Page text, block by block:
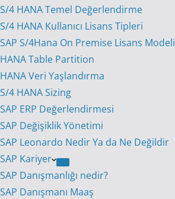
S/4 HANA Temel Değerlendirme
S/4 HANA Kullanıcı Lisans Tipleri
SAP S/4Hana On Premise Lisans Modeli
HANA Table Partition
HANA Veri Yaşlandırma
S/4 HANA Sizing
SAP ERP Değerlendirmesi
SAP Değişiklik Yönetimi
SAP Leonardo Nedir Ya da Ne Değildir
SAP Kariyer
SAP Danışmanlığı nedir?
SAP Danışmanı Maaş